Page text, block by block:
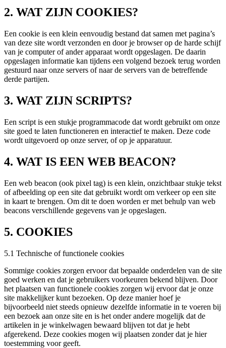
2. WAT ZIJN COOKIES?
Een cookie is een klein eenvoudig bestand dat samen met pagina’s
van deze site wordt verzonden en door je browser op de harde schijf
van je computer of ander apparaat wordt opgeslagen. De daarin
opgeslagen informatie kan tijdens een volgend bezoek terug worden
gestuurd naar onze servers of naar de servers van de betreffende
derde partijen.
3. WAT ZIJN SCRIPTS?
Een script is een stukje programmacode dat wordt gebruikt om onze
site goed te laten functioneren en interactief te maken. Deze code
wordt uitgevoerd op onze server, of op je apparatuur.
4. WAT IS EEN WEB BEACON?
Een web beacon (ook pixel tag) is een klein, onzichtbaar stukje tekst
of afbeelding op een site dat gebruikt wordt om verkeer op een site
in kaart te brengen. Om dit te doen worden er met behulp van web
beacons verschillende gegevens van je opgeslagen.
5. COOKIES
5.1 Technische of functionele cookies
Sommige cookies zorgen ervoor dat bepaalde onderdelen van de site
goed werken en dat je gebruikers voorkeuren bekend blijven. Door
het plaatsen van functionele cookies zorgen wij ervoor dat je onze
site makkelijker kunt bezoeken. Op deze manier hoef je
bijvoorbeeld niet steeds opnieuw dezelfde informatie in te voeren bij
een bezoek aan onze site en is het onder andere mogelijk dat de
artikelen in je winkelwagen bewaard blijven tot dat je hebt
afgerekend. Deze cookies mogen wij plaatsen zonder dat je hier
toestemming voor geeft.